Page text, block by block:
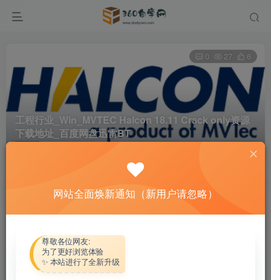
工程行业_Win_MVTEC Halcon 18.11 Crack only资源
下载地址_百度网盘迅雷BT
0 27 6
热心网友 关注
此内容为付费资源，请付费后查看
付费资源
网站全面焕新通知（新用户请忽略）
尊敬各位网友:
为了更好浏览体验
✨ 本站进行了全新升级